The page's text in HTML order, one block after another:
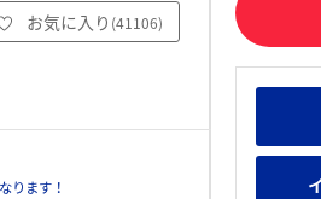
みんなの新卒就職人気企業ラ
28卒 IT・DX現場社員インタ
お気に入り (41106)
ります！